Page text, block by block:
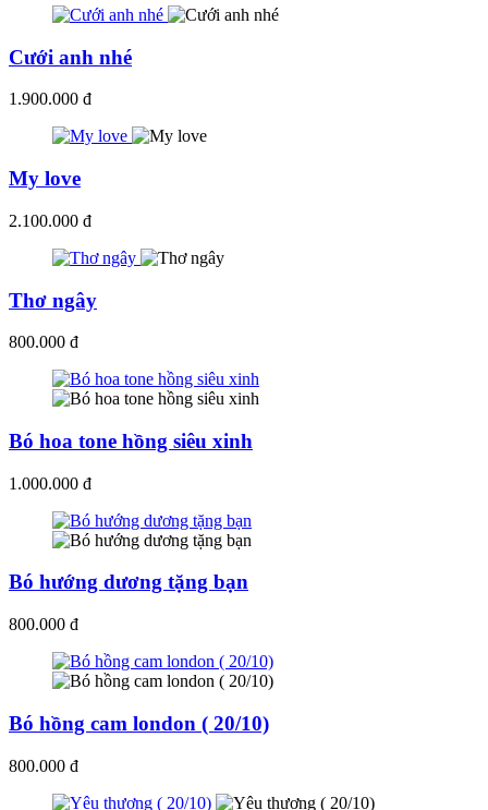
Cưới anh nhé
1.900.000 đ
My love
2.100.000 đ
Thơ ngây
800.000 đ
Bó hoa tone hồng siêu xinh
1.000.000 đ
Bó hướng dương tặng bạn
800.000 đ
Bó hồng cam london ( 20/10)
800.000 đ